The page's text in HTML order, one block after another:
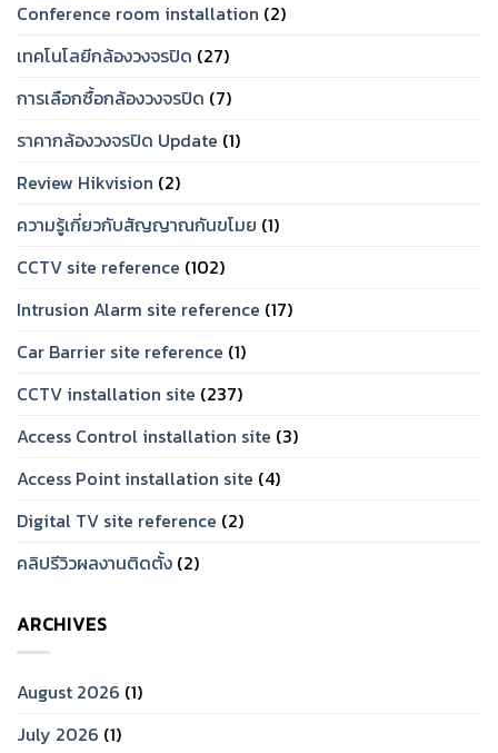
Conference room installation (2)
เทคโนโลยีกล้องวงจรปิด (27)
การเลือกซื้อกล้องวงจรปิด (7)
ราคากล้องวงจรปิด Update (1)
Review Hikvision (2)
ความรู้เกี่ยวกับสัญญาณกันขโมย (1)
CCTV site reference (102)
Intrusion Alarm site reference (17)
Car Barrier site reference (1)
CCTV installation site (237)
Access Control installation site (3)
Access Point installation site (4)
Digital TV site reference (2)
คลิปรีวิวผลงานติดตั้ง (2)
ARCHIVES
August 2026 (1)
July 2026 (1)